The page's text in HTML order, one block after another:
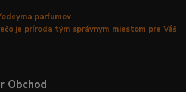
parfumov
je príroda tým správnym miestom pre Váš
Obchod